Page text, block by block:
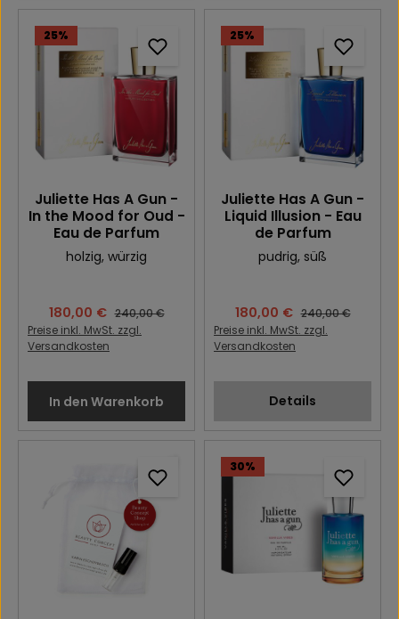
25%
Juliette Has A Gun -
In the Mood for Oud -
Eau de Parfum
holzig, würzig
Verkaufspreis:
180,00 € Regulärer Preis:
240,00 €
Preise inkl. MwSt. zzgl.
Versandkosten
In den Warenkorb
25%
Juliette Has A Gun -
Liquid Illusion - Eau
de Parfum
pudrig, süß
Verkaufspreis:
180,00 € Regulärer Preis:
240,00 €
Preise inkl. MwSt. zzgl.
Versandkosten
Details
30%